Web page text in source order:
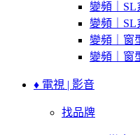
變頻｜SL
變頻｜SL
變頻｜窗
變頻｜窗
♦ 電視 | 影音
找品牌